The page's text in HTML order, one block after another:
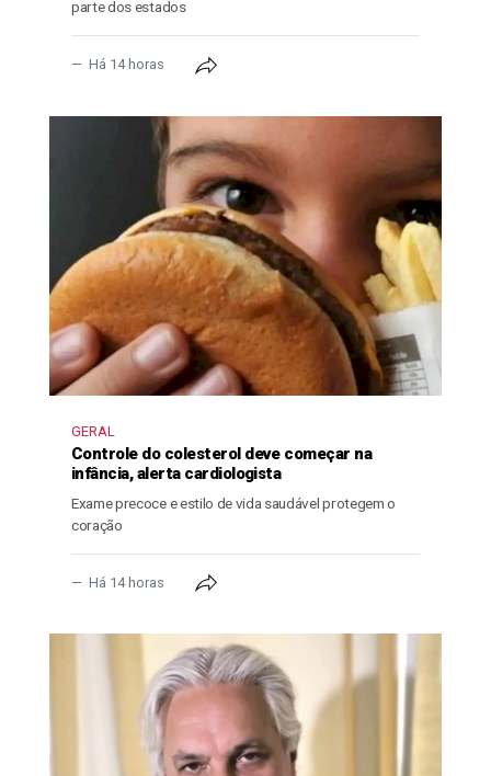
parte dos estados
Há 14 horas
GERAL
Controle do colesterol deve começar na
infância, alerta cardiologista
Exame precoce e estilo de vida saudável protegem o
coração
Há 14 horas